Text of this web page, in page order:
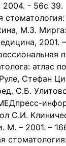
2004. - 56с 39.
М.З.
2001.
атлас
Стефан
С.Б.
С.И.
М. – 2001. –